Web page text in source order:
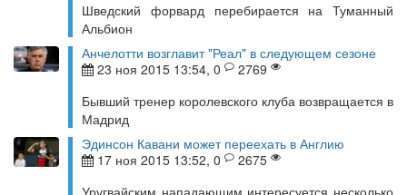
Шведский форвард перебирается на Туманный
Альбион
Анчелотти возглавит "Реал" в следующем сезоне
23 ноя 2015 13:54, 0
2769
Бывший тренер королевского клуба возвращается в
Мадрид
Эдинсон Кавани может переехать в Англию
17 ноя 2015 13:52, 0
2675
Уругвайским нападающим интересуется несколько